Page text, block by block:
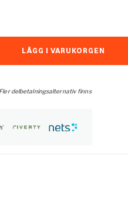
LÄGG I VARUKORGEN
delbetalningsalternativ finns